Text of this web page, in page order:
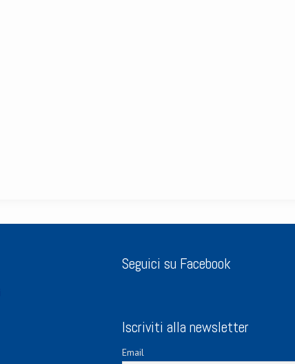
Seguici su Facebook
Iscriviti alla newsletter
Email